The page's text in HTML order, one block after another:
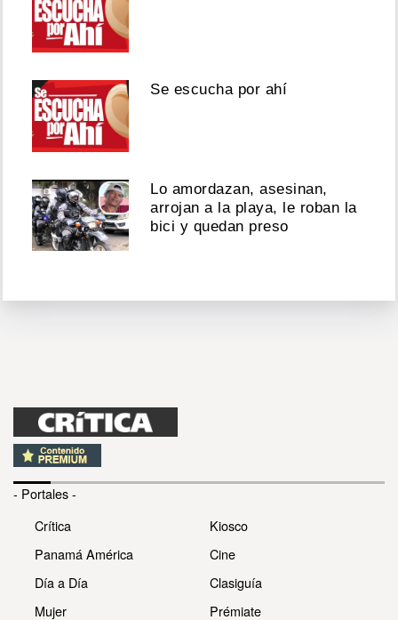
Se escucha por ahí
Lo amordazan, asesinan,
arrojan a la playa, le roban la
bici y quedan preso
- Portales -
Crítica
Panamá América
Día a Día
Mujer
Kiosco
Cine
Clasiguía
Prémiate